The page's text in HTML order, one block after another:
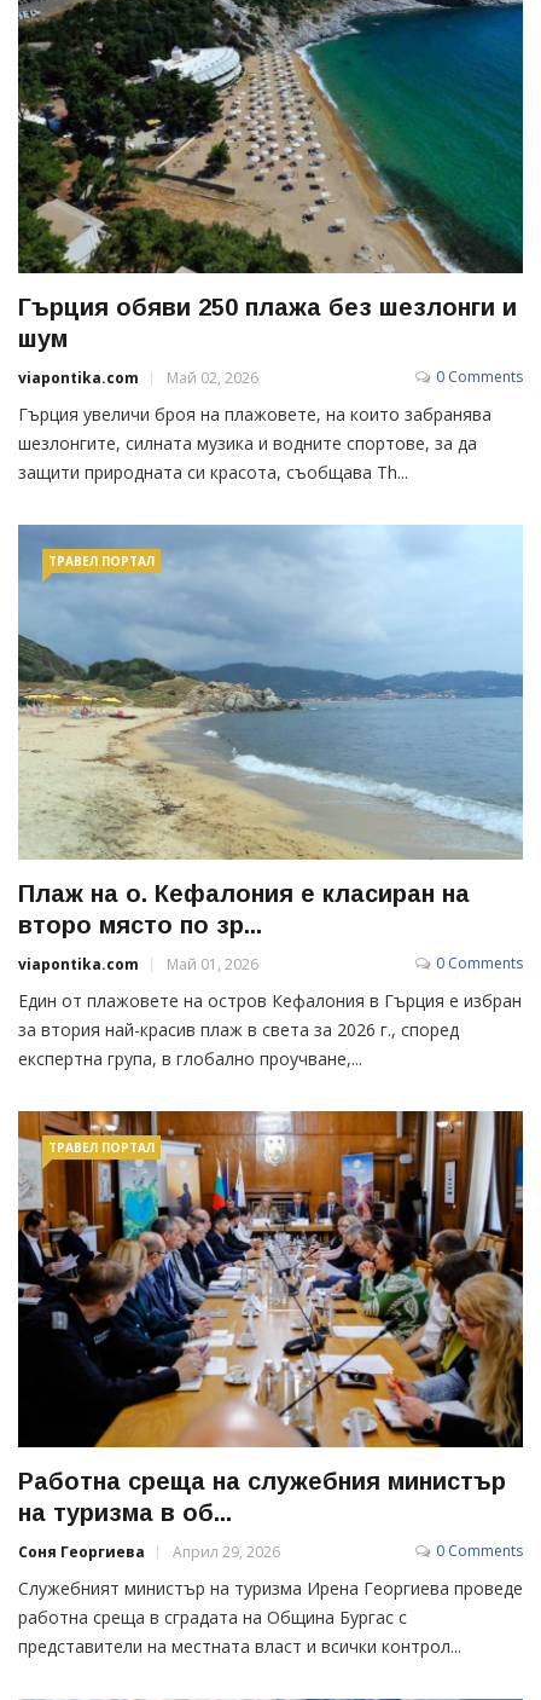
Гърция обяви 250 плажа без шезлонги и
шум
viapontika.com Май 02, 2026 0 Comments
Гърция увеличи броя на плажовете, на които забранява
шезлонгите, силната музика и водните спортове, за да
защити природната си красота, съобщава Th...
ТРАВЕЛ ПОРТАЛ
Плаж на о. Кефалония е класиран на
второ място по зр...
viapontika.com Май 01, 2026 0 Comments
Един от плажовете на остров Кефалония в Гърция е избран
за втория най-красив плаж в света за 2026 г., според
експертна група, в глобално проучване,...
ТРАВЕЛ ПОРТАЛ
Работна среща на служебния министър
на туризма в об...
Соня Георгиева Април 29, 2026 0 Comments
Служебният министър на туризма Ирена Георгиева проведе
работна среща в сградата на Община Бургас с
представители на местната власт и всички контрол...